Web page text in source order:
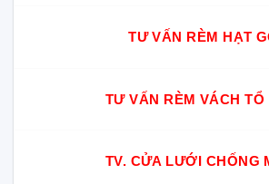
TƯ VẤN RÈM HẠT
TƯ VẤN RÈM VÁCH TỔ
TV. CỬA LƯỚI CHỐNG